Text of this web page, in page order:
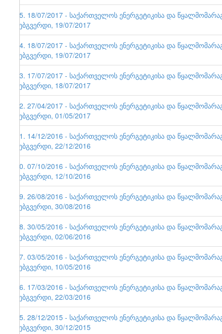
85. 18/07/2017 - საქართველოს ენერგეტიკისა და
ვებგვერდი, 19/07/2017
84. 18/07/2017 - საქართველოს ენერგეტიკისა და
ვებგვერდი, 19/07/2017
83. 17/07/2017 - საქართველოს ენერგეტიკისა და
ვებგვერდი, 18/07/2017
82. 27/04/2017 - საქართველოს ენერგეტიკისა და
ვებგვერდი, 01/05/2017
81. 14/12/2016 - საქართველოს ენერგეტიკისა და
ვებგვერდი, 22/12/2016
80. 07/10/2016 - საქართველოს ენერგეტიკისა და
ვებგვერდი, 12/10/2016
79. 26/08/2016 - საქართველოს ენერგეტიკისა და
ვებგვერდი, 30/08/2016
78. 30/05/2016 - საქართველოს ენერგეტიკისა და
ვებგვერდი, 02/06/2016
77. 03/05/2016 - საქართველოს ენერგეტიკისა და
ვებგვერდი, 10/05/2016
76. 17/03/2016 - საქართველოს ენერგეტიკისა და
ვებგვერდი, 22/03/2016
75. 28/12/2015 - საქართველოს ენერგეტიკისა და
ვებგვერდი, 30/12/2015